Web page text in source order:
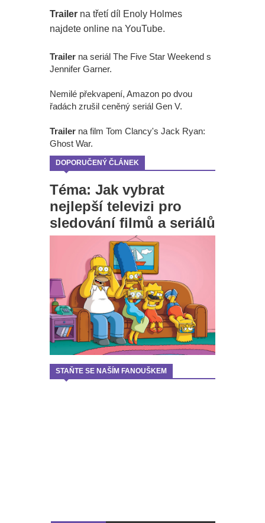
Trailer na třetí díl Enoly Holmes
najdete online na YouTube.
Trailer na seriál The Five Star Weekend s
Jennifer Garner.
Nemilé překvapení, Amazon po dvou
řadách zrušil ceněný seriál Gen V.
Trailer na film Tom Clancy's Jack Ryan:
Ghost War.
DOPORUČENÝ ČLÁNEK
Téma: Jak vybrat
nejlepší televizi pro
sledování filmů a seriálů
STAŇTE SE NAŠÍM FANOUŠKEM